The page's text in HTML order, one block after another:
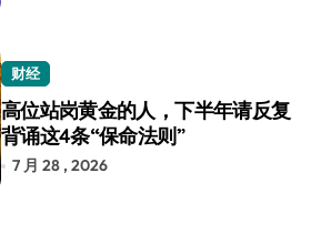
财经
高位站岗黄金的人，下半年请反复
背诵这4条“保命法则”
7 月 28 , 2026